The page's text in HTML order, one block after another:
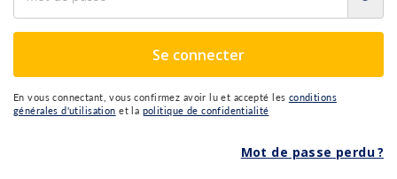
Se connecter
En vous connectant, vous confirmez avoir lu et accepté les conditions
générales d'utilisation et la politique de confidentialité
Mot de passe perdu ?